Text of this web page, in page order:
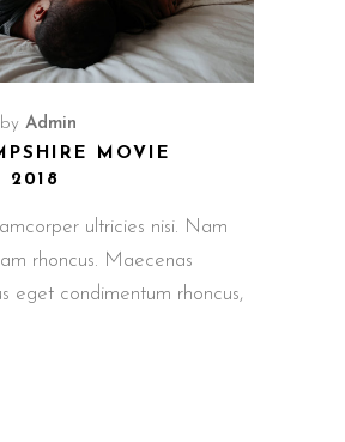
by Admin
MOVIE
2018
ultricies nisi. Nam
rhoncus. Maecenas
eget condimentum rhoncus,